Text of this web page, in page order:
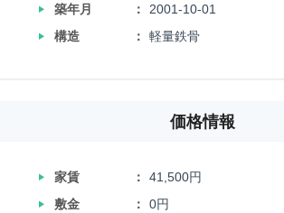
‣
築年月
2001-10-01
‣
構造 軽量鉄骨
価格情報
‣ 家賃
41,500円
‣
敷金
0円